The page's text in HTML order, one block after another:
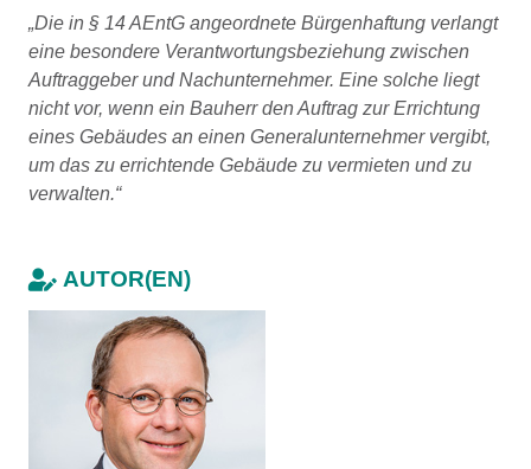
Die in § 14 AEntG angeordnete Bürgenhaftung verlangt
eine besondere Verantwortungsbeziehung zwischen
Auftraggeber und Nachunternehmer. Eine solche liegt
nicht vor, wenn ein Bauherr den Auftrag zur Errichtung
eines Gebäudes an einen Generalunternehmer vergibt,
um das zu errichtende Gebäude zu vermieten und zu
verwalten.
AUTOR(EN)